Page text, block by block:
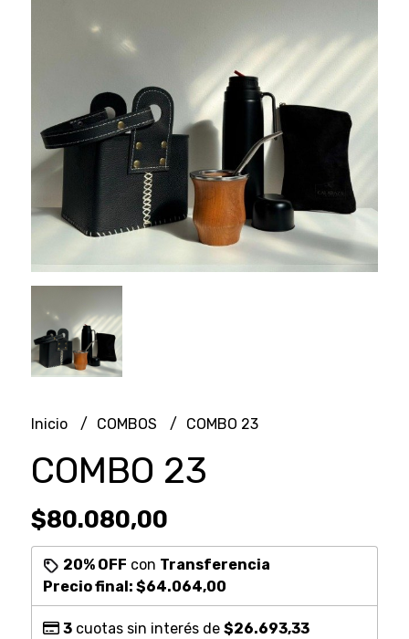
Inicio COMBOS COMBO 23
COMBO 23
$80.080,00
20% OFF con Transferencia
Precio final: $64.064,00
3cuotas sin interés de $26.693,33